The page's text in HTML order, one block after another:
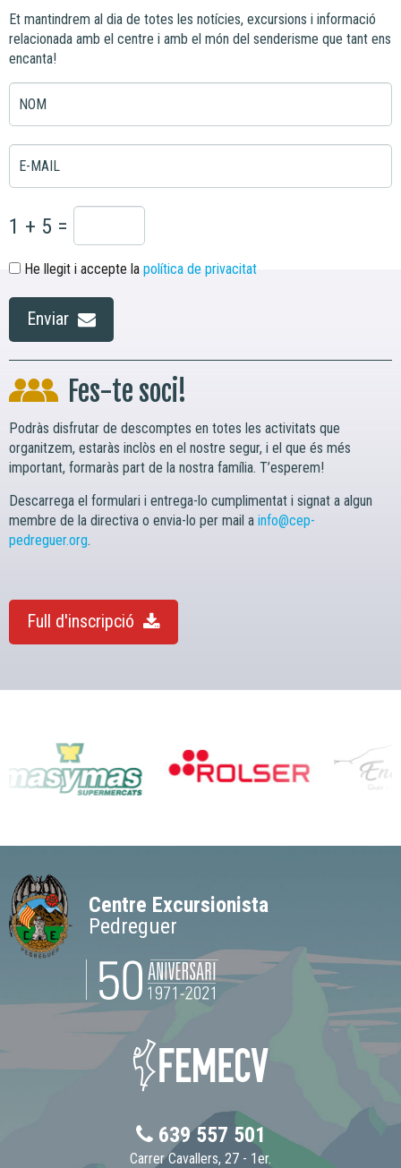
Et mantindrem al dia de totes les notícies, excursions i informació
relacionada amb el centre i amb el món del senderisme que tant ens
encanta!
NOM
E-MAIL
1 + 5 =
He llegit i accepte la política de privacitat
Enviar
Fes-te soci!
Podràs disfrutar de descomptes en totes les activitats que
organitzem, estaràs inclòs en el nostre segur, i el que és més
important, formaràs part de la nostra família. T’esperem!
Descarrega el formulari i entrega-lo cumplimentat i signat a algun
membre de la directiva o envia-lo per mail a info@cep-
pedreguer.org.
Full d'inscripció
Centre Excursionista
Pedreguer
639 557 501
Carrer Cavallers, 27 - 1er.